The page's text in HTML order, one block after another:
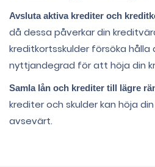
Avsluta aktiva krediter och
då dessa påverkar din
kreditkortsskulder försöka hålla
nyttjandegrad för att höja din
Samla lån och krediter till lägre
krediter och skulder kan höja
avsevärt.